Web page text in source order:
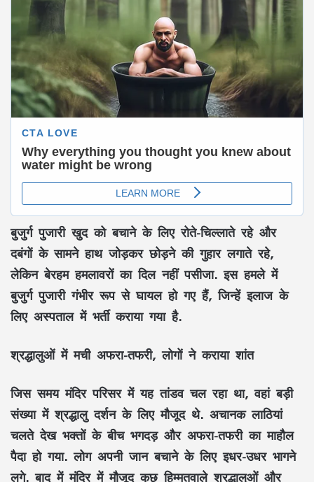
बुजुर्ग पुजारी खुद को बचाने के लिए रोते-चिल्लाते रहे और
दबंगों के सामने हाथ जोड़कर छोड़ने की गुहार लगाते रहे,
लेकिन बेरहम हमलावरों का दिल नहीं पसीजा. इस हमले में
बुजुर्ग पुजारी गंभीर रूप से घायल हो गए हैं, जिन्हें इलाज के
लिए अस्पताल में भर्ती कराया गया है.
श्रद्धालुओं में मची अफरा-तफरी, लोगों ने कराया शांत
जिस समय मंदिर परिसर में यह तांडव चल रहा था, वहां बड़ी
संख्या में श्रद्धालु दर्शन के लिए मौजूद थे. अचानक लाठियां
चलते देख भक्तों के बीच भगदड़ और अफरा-तफरी का माहौल
पैदा हो गया. लोग अपनी जान बचाने के लिए इधर-उधर भागने